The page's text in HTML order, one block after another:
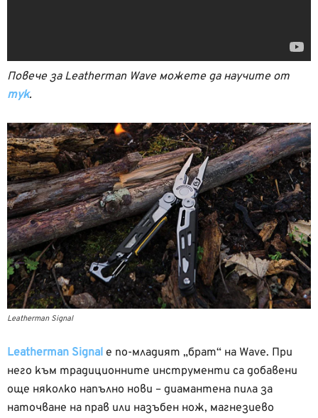
Повече за Leatherman Wave можете да научите от
тук.
Leatherman Signal
Leatherman Signal е по-младият „брат“ на Wave. При
него към традиционните инструменти са добавени
още няколко напълно нови – диамантена пила за
наточване на прав или назъбен нож, магнезиево